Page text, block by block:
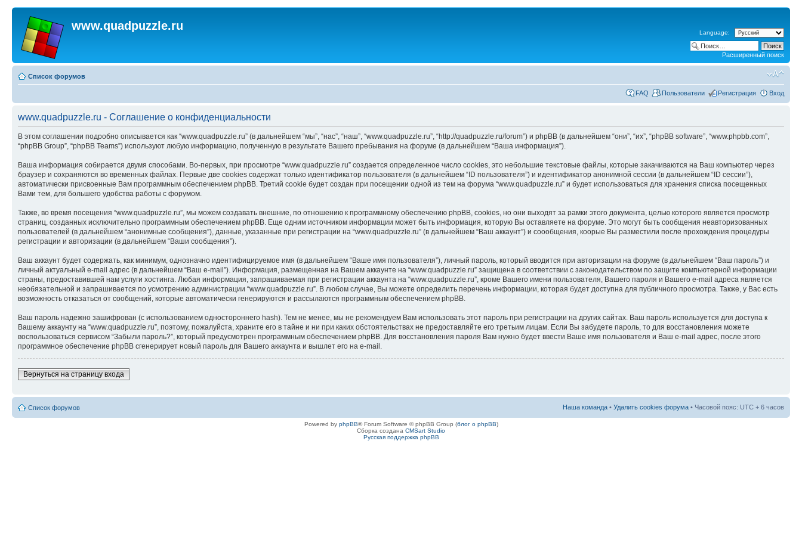
www.quadpuzzle.ru
Language:
Расширенный поиск
Список форумов
FAQ Пользователи Регистрация Вход
www.quadpuzzle.ru - Соглашение о конфиденциальности
В этом соглашении подробно описывается как “www.quadpuzzle.ru” (в дальнейшем “мы”, “нас”, “наш”, “www.quadpuzzle.ru”, “http://quadpuzzle.ru/forum”) и phpBB (в дальнейшем “они”, “их”, “phpBB software”, “www.phpbb.com”,
“phpBB Group”, “phpBB Teams”) используют любую информацию, полученную в результате Вашего пребывания на форуме (в дальнейшем “Ваша информация”).
Ваша информация собирается двумя способами. Во-первых, при просмотре “www.quadpuzzle.ru” создается определенное число cookies, это небольшие текстовые файлы, которые закачиваются на Ваш компьютер через
браузер и сохраняются во временных файлах. Первые две cookies содержат только идентификатор пользователя (в дальнейшем “ID пользователя”) и идентификатор анонимной сессии (в дальнейшем “ID сессии”),
автоматически присвоенные Вам программным обеспечением phpBB. Третий cookie будет создан при посещении одной из тем на форума “www.quadpuzzle.ru” и будет использоваться для хранения списка посещенных
Вами тем, для большего удобства работы с форумом.
Также, во время посещения “www.quadpuzzle.ru”, мы можем создавать внешние, по отношению к программному обеспечению phpBB, cookies, но они выходят за рамки этого документа, целью которого является просмотр
страниц, созданных исключительно программным обеспечением phpBB. Еще одним источником информации может быть информация, которую Вы оставляете на форуме. Это могут быть сообщения неавторизованных
пользователей (в дальнейшем “анонимные сообщения”), данные, указанные при регистрации на “www.quadpuzzle.ru” (в дальнейшем “Ваш аккаунт”) и соообщения, коорые Вы разместили после прохождения процедуры
регистрации и авторизации (в дальнейшем “Ваши сообщения”).
Ваш аккаунт будет содержать, как минимум, однозначно идентифицируемое имя (в дальнейшем “Ваше имя пользователя”), личный пароль, который вводится при авторизации на форуме (в дальнейшем “Ваш пароль”) и
личный актуальный e-mail адрес (в дальнейшем “Ваш e-mail”). Информация, размещенная на Вашем аккаунте на “www.quadpuzzle.ru” защищена в соответствии с законодательством по защите компьютерной информации
страны, предоставившей нам услуги хостинга. Любая информация, запрашиваемая при регистрации аккаунта на “www.quadpuzzle.ru”, кроме Вашего имени пользователя, Вашего пароля и Вашего e-mail адреса является
необязательной и запрашивается по усмотрению администрации “www.quadpuzzle.ru”. В любом случае, Вы можете определить перечень информации, которая будет доступна для публичного просмотра. Также, у Вас есть
возможность отказаться от сообщений, которые автоматически генерируются и рассылаются программным обеспечением phpBB.
Ваш пароль надежно зашифрован (с использованием одностороннего hash). Тем не менее, мы не рекомендуем Вам использовать этот пароль при регистрации на других сайтах. Ваш пароль используется для доступа к
Вашему аккаунту на “www.quadpuzzle.ru”, поэтому, пожалуйста, храните его в тайне и ни при каких обстоятельствах не предоставляйте его третьим лицам. Если Вы забудете пароль, то для восстановления можете
воспользоваться сервисом “Забыли пароль?”, который предусмотрен программным обеспечением phpBB. Для восстановления пароля Вам нужно будет ввести Ваше имя пользователя и Ваш e-mail адрес, после этого
программное обеспечение phpBB сгенерирует новый пароль для Вашего аккаунта и вышлет его на e-mail.
Вернуться на страницу входа
Список форумов Наша команда • Удалить cookies форума • Часовой пояс: UTC + 6 часов
Powered by phpBB® Forum Software © phpBB Group (блог о phpBB)
Сборка создана CMSart Studio
Русская поддержка phpBB